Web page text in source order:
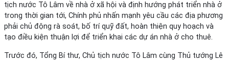
tịch nước Tô Lâm về nhà ở xã hội và định hướng phát triển nhà ở
trong thời gian tới, Chính phủ nhấn mạnh yêu cầu các địa phương
phải chủ động rà soát, bố trí quỹ đất, hoàn thiện quy hoạch và
tạo điều kiện thuận lợi để triển khai các dự án nhà ở cho thuê.
Trước đó, Tổng Bí thư, Chủ tịch nước Tô Lâm cùng Thủ tướng Lê